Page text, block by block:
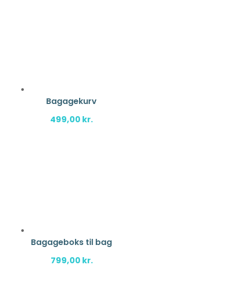
Bagagekurv
499,00 kr.
Bagageboks til bag
799,00 kr.